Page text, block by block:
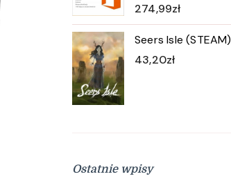
274,99zł
Seers Isle (STEAM)
43,20zł
Ostatnie wpisy